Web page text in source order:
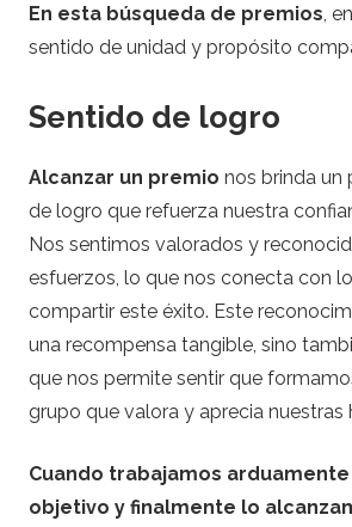
En esta búsqueda de premios,
sentido de unidad y propósito
Sentido de logro
Alcanzar un premio nos brinda un
de logro que refuerza nuestra
Nos sentimos valorados y
esfuerzos, lo que nos conecta con
compartir este éxito. Este
una recompensa tangible, sino
que nos permite sentir que
grupo que valora y aprecia nuestras
Cuando trabajamos arduamente
objetivo y finalmente lo